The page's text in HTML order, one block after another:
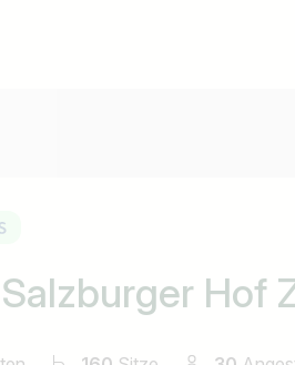
Hof